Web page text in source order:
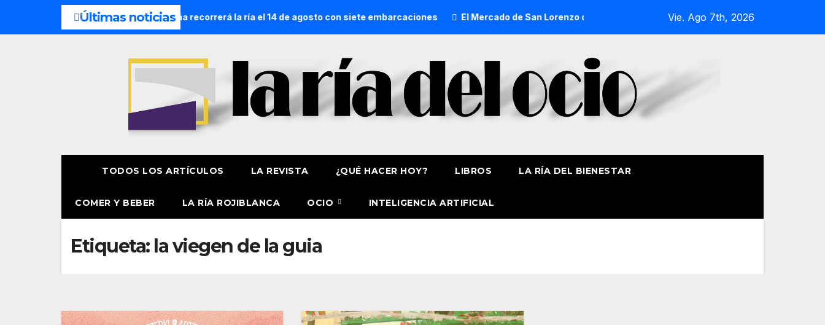
Últimas noticias
Náutica de la Amatxu de Begoña recorrerá la ría el 14 de agosto con siete embarcaciones El Mercado de San Lorenzo de Getxo reunirá a más de 50 productores del País Vasco
Vie. Ago 7th, 2026
TODOS LOS ARTÍCULOS LA REVISTA ¿QUÉ HACER HOY? LIBROS LA RÍA DEL BIENESTAR
COMER Y BEBER LA RÍA ROJIBLANCA OCIO INTELIGENCIA ARTIFICIAL
Etiqueta: la viegen de la guia